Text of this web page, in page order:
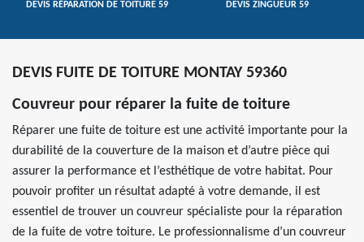
DEVIS RÉPARATION DE TOITURE 59 DEVIS ZINGUEUR 59
DEVIS FUITE DE TOITURE MONTAY 59360
Couvreur pour réparer la fuite de toiture
Réparer une fuite de toiture est une activité importante pour la
durabilité de la couverture de la maison et d’autre pièce qui
assurer la performance et l’esthétique de votre habitat. Pour
pouvoir profiter un résultat adapté à votre demande, il est
essentiel de trouver un couvreur spécialiste pour la réparation
de la fuite de votre toiture. Le professionnalisme d’un couvreur